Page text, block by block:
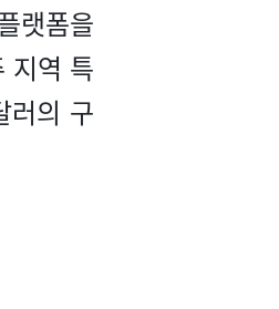
랫폼을
지역 특
러의 구